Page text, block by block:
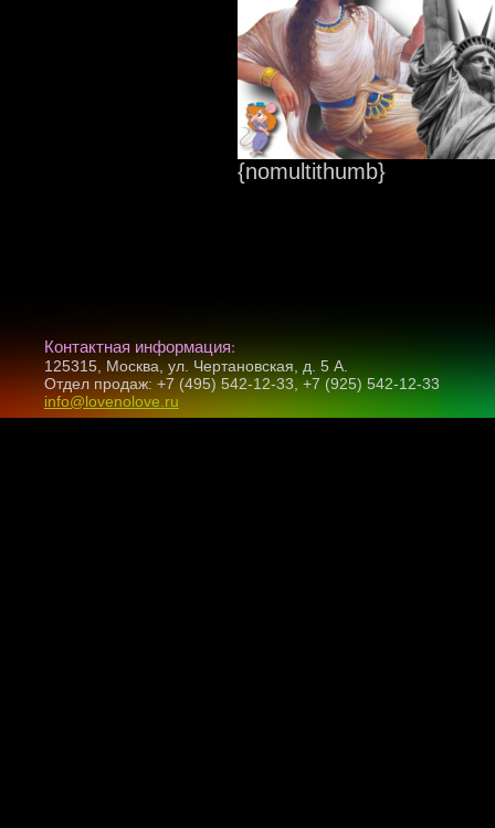
{nomultithumb}
Контактная информация:
125315, Москва, ул. Чертановская, д. 5 А.
Отдел продаж: +7 (495) 542-12-33, +7 (925) 542-12-33
info@lovenolove.ru